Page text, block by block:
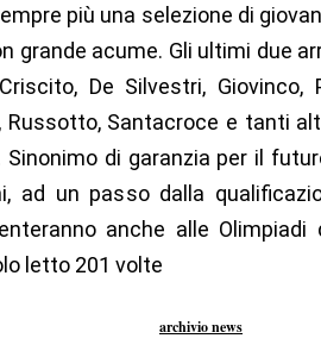
più una selezione di
grande acume. Gli ultimi due
De Silvestri, Giovinco,
Russotto, Santacroce e tanti
Sinonimo di garanzia per il
ad un passo dalla
anche alle
letto 201 volte
archivio news